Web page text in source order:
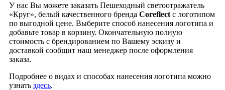
У нас Вы можете заказать Пешеходный светоотражатель
«Круг», белый качественного бренда Coreflect с логотипом
по выгодной цене. Выберите способ нанесения логотипа и
добавьте товар в корзину. Окончательную полную
стоимость с брендированием по Вашему эскизу и
доставкой сообщит наш менеджер после оформления
заказа.
Подробнее о видах и способах нанесения логотипа можно
узнать здесь.